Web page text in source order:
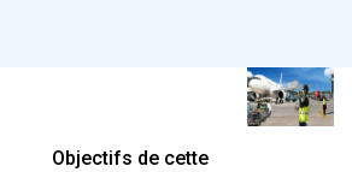
Objectifs de cette